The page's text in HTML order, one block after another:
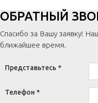
ОБРАТНЫЙ
Спасибо за Вашу заявку!
ближайшее время.
Представьтесь *
Телефон *